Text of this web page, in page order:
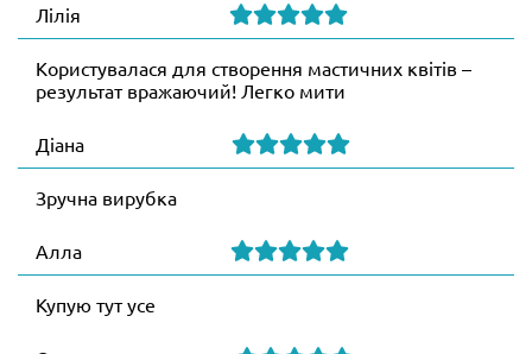
Лілія
Користувалася для створення мастичних квітів –
результат вражаючий! Легко мити
Діана
Зручна вирубка
Алла
Купую тут усе